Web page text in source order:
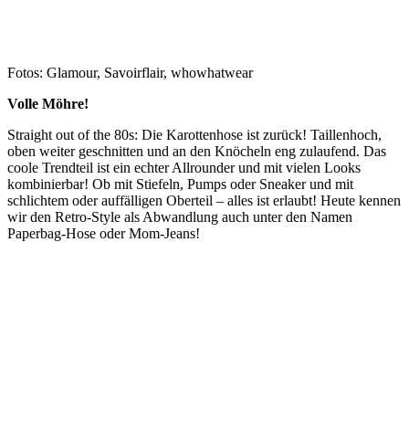
Fotos: Glamour, Savoirflair, whowhatwear
Volle Möhre!
Straight out of the 80s: Die Karottenhose ist zurück! Taillenhoch,
oben weiter geschnitten und an den Knöcheln eng zulaufend. Das
coole Trendteil ist ein echter Allrounder und mit vielen Looks
kombinierbar! Ob mit Stiefeln, Pumps oder Sneaker und mit
schlichtem oder auffälligen Oberteil – alles ist erlaubt! Heute kennen
wir den Retro-Style als Abwandlung auch unter den Namen
Paperbag-Hose oder Mom-Jeans!